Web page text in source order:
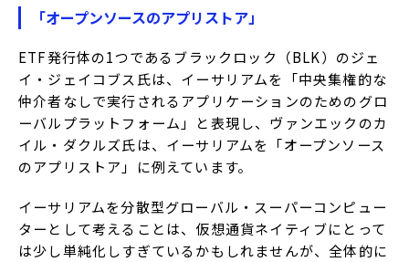
「オープンソースのアプリストア」
ETF発行体の1つであるブラックロック（BLK）のジェ
イ・ジェイコブス氏は、イーサリアムを「中央集権的な
仲介者なしで実行されるアプリケーションのためのグロ
ーバルプラットフォーム」と表現し、ヴァンエックのカ
イル・ダクルズ氏は、イーサリアムを「オープンソース
のアプリストア」に例えています。
イーサリアムを分散型グローバル・スーパーコンピュー
ターとして考えることは、仮想通貨ネイティブにとって
は少し単純化しすぎているかもしれませんが、全体的に